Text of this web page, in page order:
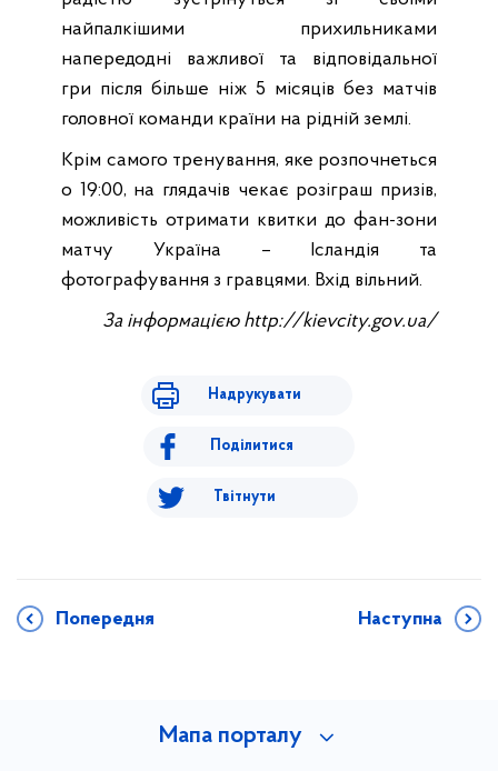
найпалкішими прихильниками
напередодні важливої та відповідальної
гри після більше ніж 5 місяців без матчів
головної команди країни на рідній землі.
Крім самого тренування, яке розпочнеться
о 19:00, на глядачів чекає розіграш призів,
можливість отримати квитки до фан-зони
матчу Україна – Ісландія та
фотографування з гравцями. Вхід вільний.
За інформацією http://kievcity.gov.ua/
Надрукувати
Поділитися
Твітнути
Попередня Наступна
Мапа порталу